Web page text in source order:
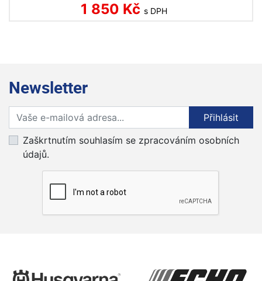
1 850 Kč s DPH
Newsletter
Přihlaste se k odběru novinek
Přihlásit
Zaškrtnutím souhlasím se zpracováním osobních
údajů.